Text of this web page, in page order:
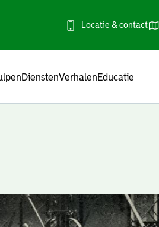
Locatie & contact
DienstenVerhalenEducatie